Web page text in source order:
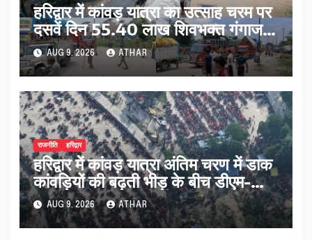
हरिद्वार में कांवड़ यात्रा का उत्साह चरम पर
दसवें दिन 55.40 लाख शिवभक्त गंगाजल
लेकर रवाना…
AUG 9, 2026 ATHAR
राजनीति हरिद्वार
हरिद्वार में कांवड़ यात्रा अंतिम चरण में डाक
कांवड़ियों की बढ़ती भीड़ के बीच डीएम-
एसएसपी ने संभाला मोर्चा…
AUG 9, 2026 ATHAR